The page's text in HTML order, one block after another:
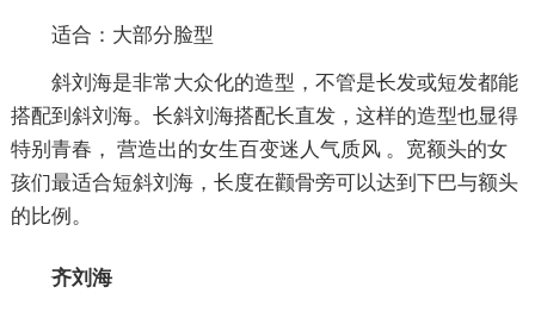
适合：大部分脸型
斜刘海是非常大众化的造型，不管是长发或短发都能
搭配到斜刘海。长斜刘海搭配长直发，这样的造型也显得
特别青春， 营造出的女生百变迷人气质风 。宽额头的女
孩们最适合短斜刘海，长度在颧骨旁可以达到下巴与额头
的比例。
齐刘海